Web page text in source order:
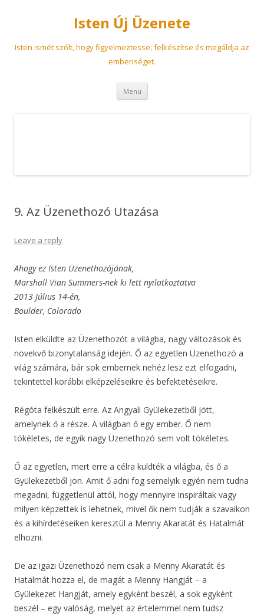
Isten Új Üzenete
Isten ismét szólt, hogy figyelmeztesse, felkészítse és megáldja az
emberiséget.
Menu Skip
content
9. Az Üzenethozó Utazása
Leave a reply
Ahogy ez Isten Üzenethozójának,
Marshall Vian Summers-nek ki lett nyilatkoztatva
2013 Július 14-én,
Boulder, Colorado
Isten elküldte az Üzenethozót a világba, nagy változások és
növekvő bizonytalanság idején. Ő az egyetlen Üzenethozó a
világ számára, bár sok embernek nehéz lesz ezt elfogadni,
tekintettel korábbi elképzeléseikre és befektetéseikre.
Régóta felkészült erre. Az Angyali Gyülekezetből jött,
amelynek ő a része. A világban ő egy ember. Ő nem
tökéletes, de egyik nagy Üzenethozó sem volt tökéletes.
Ő az egyetlen, mert erre a célra küldték a világba, és ő a
Gyülekezetből jön. Amit ő adni fog semelyik egyén nem tudna
megadni, függetlenül attól, hogy mennyire inspiráltak vagy
milyen képzettek is lehetnek, mivel ők nem tudják a szavaikon
és a kihírdetéseiken keresztül a Menny Akaratát és Hatalmát
elhozni.
De az igazi Üzenethozó nem csak a Menny Akaratát és
Hatalmát hozza el, de magát a Menny Hangját – a
Gyülekezet Hangját, amely egyként beszél, a sok egyként
beszél – egy valóság, melyet az értelemmel nem tudsz